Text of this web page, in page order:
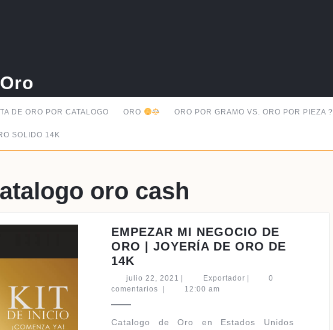
DE ORO POR CATALOGO ORO ORO POR GRAMO VS. ORO POR PIEZA ?
SOLIDO 14K
oro cash
EMPEZAR MI NEGOCIO DE
ORO | JOYERÍA DE ORO DE
14K
MI
NEGOCIO
ORO
julio 22, 2021 julio
22,
ExportadorExportador
0
comentarios
12:00 am
Catalogo de Oro en Estados Unidos ​